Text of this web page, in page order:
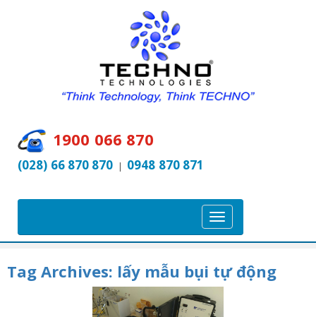
1900 066 870
(028) 66 870 870 | 0948 870 871
T
o
g
l
Tag Archives: lấy mẫu bụi tự động